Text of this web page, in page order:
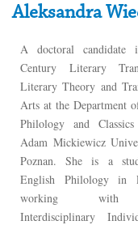
Aleksandra
A doctoral candidate
Century Literary
Literary Theory and
Arts at the Department
Philology and
Adam Mickiewicz
Poznan. She is a
English Philology in
working
Interdisciplinary